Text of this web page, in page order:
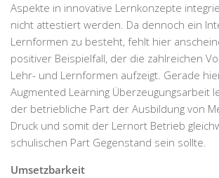
Aspekte in innovative Lernkonzepte
nicht attestiert werden. Da dennoch ein
Lernformen zu besteht, fehlt hier
positiver Beispielfall, der die zahlreichen
Lehr- und Lernformen aufzeigt. Gerade
Augmented Learning Überzeugungsarbeit
der betriebliche Part der Ausbildung von
Druck und somit der Lernort Betrieb
schulischen Part Gegenstand sein sollte.
Umsetzbarkeit